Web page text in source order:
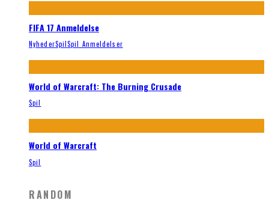
FIFA 17 Anmeldelse
NyhederSpilSpil Anmeldelser
World of Warcraft: The Burning Crusade
Spil
World of Warcraft
Spil
RANDOM